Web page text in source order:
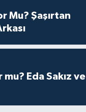
Mu? Şaşırtan
Eda Sakız ve